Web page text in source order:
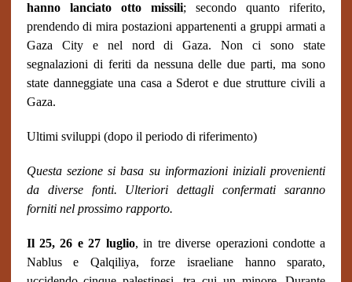
hanno lanciato otto missili; secondo quanto riferito,
prendendo di mira postazioni appartenenti a gruppi armati a
Gaza City e nel nord di Gaza. Non ci sono state
segnalazioni di feriti da nessuna delle due parti, ma sono
state danneggiate una casa a Sderot e due strutture civili a
Gaza.
Ultimi sviluppi (dopo il periodo di riferimento)
Questa sezione si basa su informazioni iniziali provenienti
da diverse fonti. Ulteriori dettagli confermati saranno
forniti nel prossimo rapporto.
Il 25, 26 e 27 luglio, in tre diverse operazioni condotte a
Nablus e Qalqiliya, forze israeliane hanno sparato,